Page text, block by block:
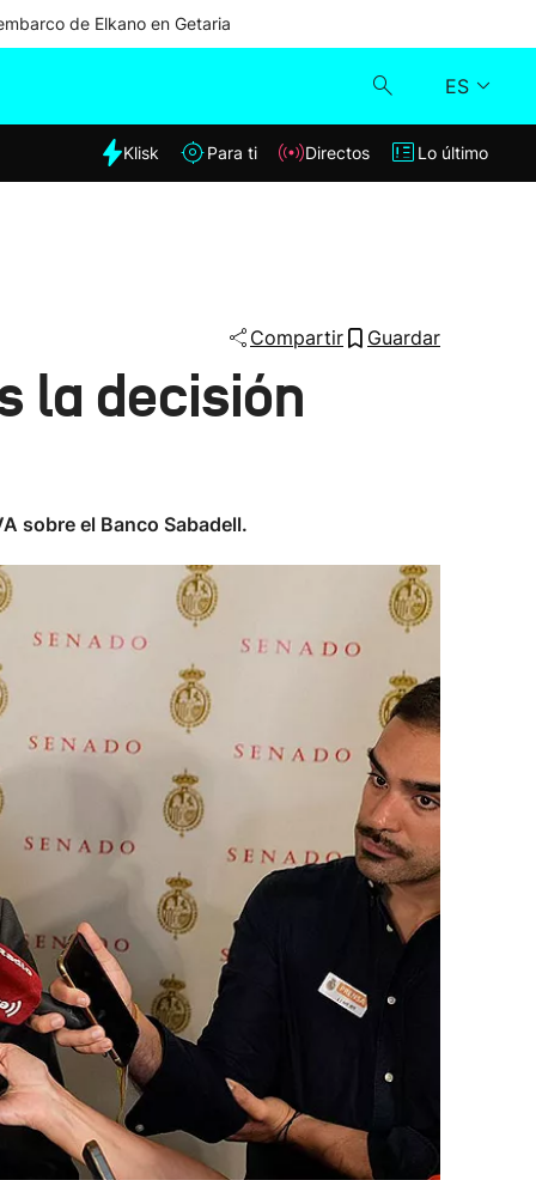
de Elkano en Getaria
ES
Klisk
Klisk Para ti Directos Lo último
Compartir Guardar
la decisión
sobre el Banco Sabadell.